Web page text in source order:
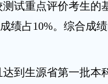
试重点评价考生的
绩占10%。综合成
到生源省第一批本